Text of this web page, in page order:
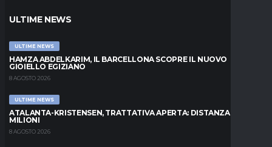
ULTIME NEWS
ULTIME NEWS
HAMZA ABDELKARIM, IL BARCELLONA SCOPRE IL NUOVO
GIOIELLO EGIZIANO
8 AGOSTO 2026
ULTIME NEWS
ATALANTA-KRISTENSEN, TRATTATIVA APERTA: DISTANZA DI 5
MILIONI
8 AGOSTO 2026